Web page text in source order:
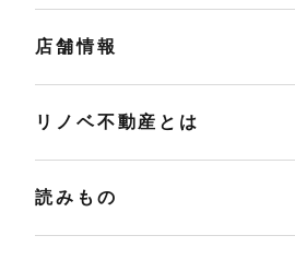
店舗情報
リノベ不動産とは
読みもの